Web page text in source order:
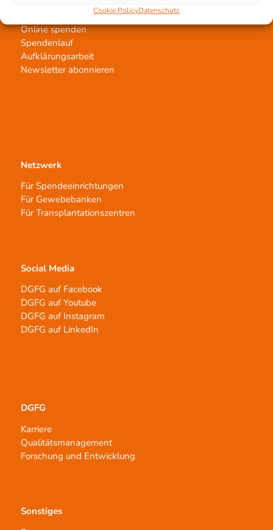
Cookie PolicyDatenschutz
Jetzt untertstützen!
Online spenden
Spendenlauf
Aufklärungsarbeit
Newsletter abonnieren
Netzwerk
Für Spendeeinrichtungen
Für Gewebebanken
Für Transplantationszentren
Social Media
DGFG auf Facebook
DGFG auf Youtube
DGFG auf Instagram
DGFG auf LinkedIn
DGFG
Karriere
Qualitätsmanagement
Forschung und Entwicklung
Sonstiges